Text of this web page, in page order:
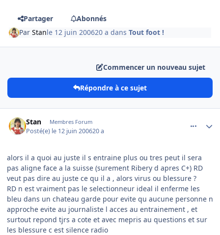
Partager
Abonnés
ParStanle 12 juin 200620 a dansTout foot !
Commencer un nouveau sujet
Répondre à ce sujet
Stan Membres Forum
Posté(e) le 12 juin 200620 a
alors il a quoi au juste il s entraine plus ou tres peut il sera
pas aligne face a la suisse (surement Ribery d apres C+) RD
veut pas dire au juste ce qu il a , alors virus ou blessure ?
RD n est vraiment pas le selectionneur ideal il enferme les
bleu dans un chateau garde pour evite qu aucune personne n
approche evite au journaliste l acces au entrainement , et
surtout repond tjrs a cote et avec mepris au questions et sur
les blessure c est silence radio